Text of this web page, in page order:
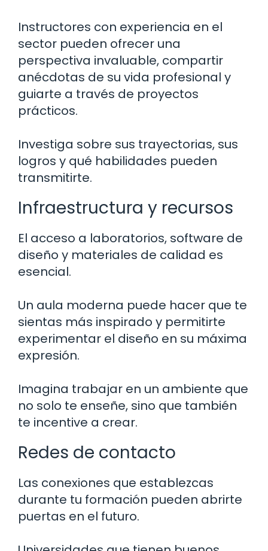
Instructores con experiencia en el
sector pueden ofrecer una
perspectiva invaluable, compartir
anécdotas de su vida profesional y
guiarte a través de proyectos
prácticos.
Investiga sobre sus trayectorias, sus
logros y qué habilidades pueden
transmitirte.
Infraestructura y recursos
El acceso a laboratorios, software de
diseño y materiales de calidad es
esencial.
Un aula moderna puede hacer que te
sientas más inspirado y permitirte
experimentar el diseño en su máxima
expresión.
Imagina trabajar en un ambiente que
no solo te enseñe, sino que también
te incentive a crear.
Redes de contacto
Las conexiones que establezcas
durante tu formación pueden abrirte
puertas en el futuro.